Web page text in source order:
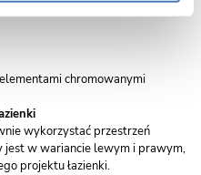
chromowanymi
wykorzystać przestrzeń
jest w wariancie lewym i prawym,
projektu łazienki.